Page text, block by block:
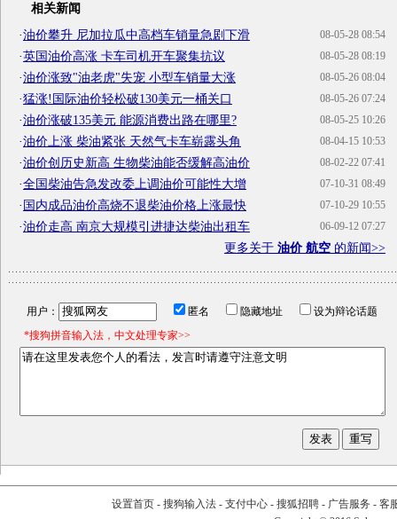
相关新闻
08-05-28 08:54
·油价攀升 尼加拉瓜中高档车销量急剧下滑
08-05-28 08:19
·英国油价高涨 卡车司机开车聚集抗议
08-05-26 08:04
·油价涨致"油老虎"失宠 小型车销量大涨
08-05-26 07:24
·猛涨!国际油价轻松破130美元一桶关口
08-05-25 10:26
·油价涨破135美元 能源消费出路在哪里?
08-04-15 10:53
·油价上涨 柴油紧张 天然气卡车崭露头角
08-02-22 07:41
·油价创历史新高 生物柴油能否缓解高油价
07-10-31 08:49
·全国柴油告急发改委上调油价可能性大增
07-10-29 10:55
·国内成品油价高烧不退柴油价格上涨最快
06-09-12 07:27
·油价走高 南京大规模引进捷达柴油出租车
更多关于 油价 航空 的新闻>>
用户： 匿名 隐藏地址
设为辩论话题
*搜狗拼音输入法，中文处理专家>>
设置首页- 搜狗输入法- 支付中心- 搜狐招聘- 广告服务 - 客